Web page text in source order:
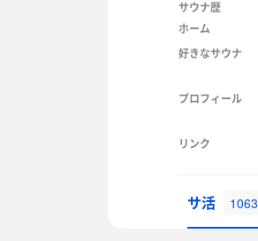
サウナ歴
ホーム
好きなサウナ
プロフィール
リンク
サ活 1063